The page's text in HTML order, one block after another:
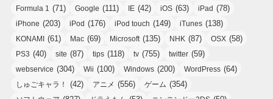
Formula 1 (71) Google (111) IE (42) iOS (63) iPad (78)
iPhone (203) iPod (176) iPod touch (149) iTunes (138)
KONAMI (61) Mac (69) Microsoft (135) NHK (87) OSX (58)
PS3 (40) site (87) tips (118) tv (755) twitter (59)
webservice (304) Wii (100) Windows (200) WordPress (64)
しゅごキャラ！ (42) アニメ (556) ゲーム (354)